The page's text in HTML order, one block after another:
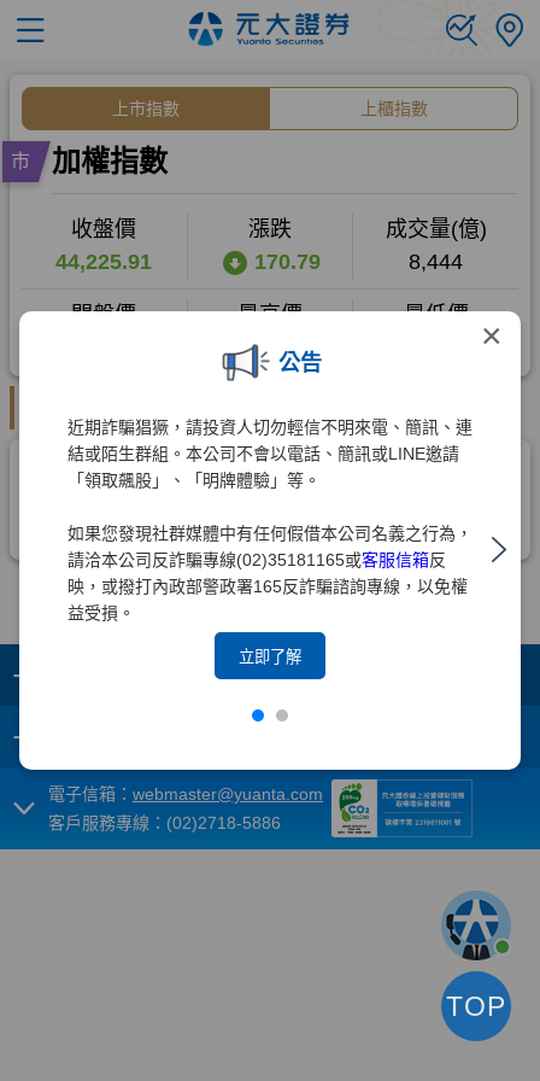
×
公告
近期詐騙猖獗，請投資人切勿輕信不明來電、簡訊、連
結或陌生群組。本公司不會以電話、簡訊或LINE邀請
「領取飆股」、「明牌體驗」等。
如果您發現社群媒體中有任何假借本公司名義之行為，
請洽本公司反詐騙專線(02)35181165或客服信箱反
映，或撥打內政部警政署165反詐騙諮詢專線，以免權
益受損。
立即了解
+
+
電子信箱： webmaster@yuanta.com
客戶服務專線：(02)2718-5886
TOP